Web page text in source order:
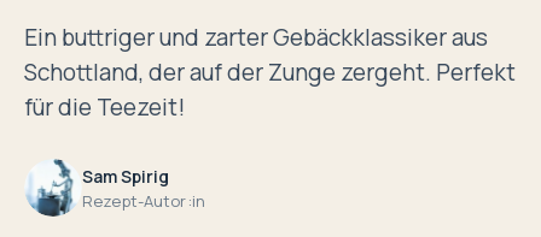
Ein buttriger und zarter Gebäckklassiker aus
Schottland, der auf der Zunge zergeht. Perfekt
für die Teezeit!
Sam Spirig
Rezept-Autor:in